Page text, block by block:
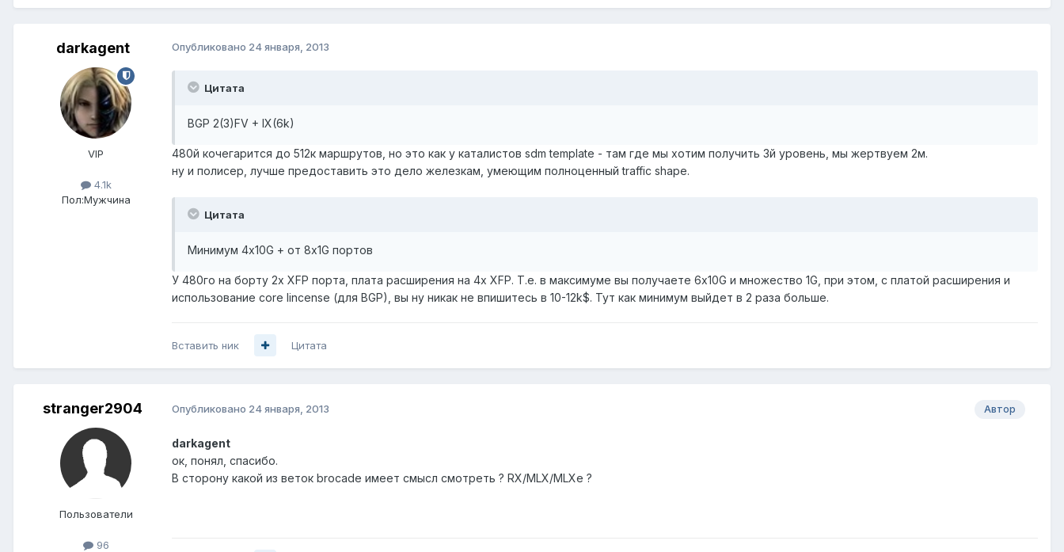
darkagent
VIP
4.1k
Пол:Мужчина
Опубликовано 24 января, 2013
Цитата
BGP 2(3)FV + IX(6k)
480й кочегарится до 512к маршрутов, но это как у каталистов sdm template - там где мы хотим получить 3й уровень, мы жертвуем 2м.
ну и полисер, лучше предоставить это дело железкам, умеющим полноценный traffic shape.
Цитата
Минимум 4х10G + от 8x1G портов
У 480го на борту 2x XFP порта, плата расширения на 4x XFP. Т.е. в максимуме вы получаете 6x10G и множество 1G, при этом, с платой расширения и
использование core lincense (для BGP), вы ну никак не впишитесь в 10-12k$. Тут как минимум выйдет в 2 раза больше.
Вставить ник Цитата
stranger2904
Пользователи
96
Автор
Опубликовано 24 января, 2013
darkagent
ок, понял, спасибо.
В сторону какой из веток brocade имеет смысл смотреть ? RX/MLX/MLXe ?